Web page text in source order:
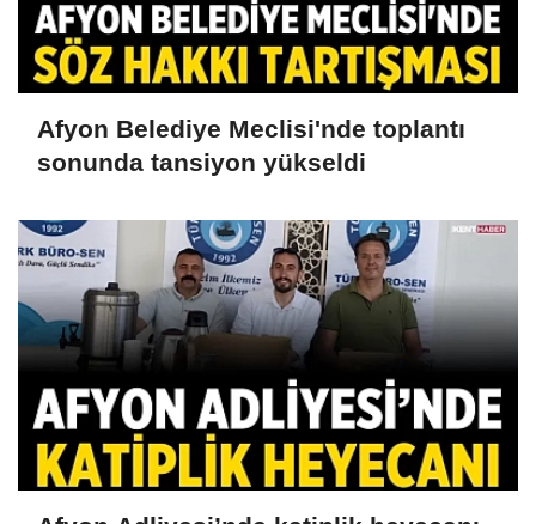
Afyon Belediye Meclisi'nde toplantı
sonunda tansiyon yükseldi